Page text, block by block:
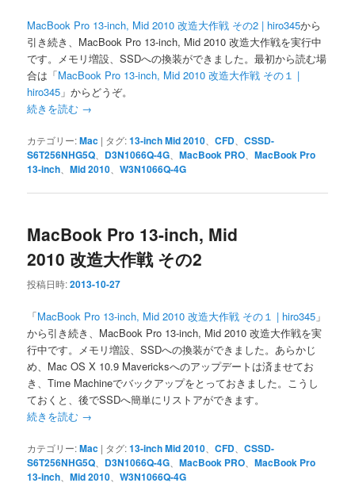
MacBook Pro 13-inch, Mid 2010 改造大作戦 その2 | hiro345から
引き続き、MacBook Pro 13-inch, Mid 2010 改造大作戦を実行中
です。メモリ増設、SSDへの換装ができました。最初から読む場
合は「MacBook Pro 13-inch, Mid 2010 改造大作戦 その１ |
hiro345 」からどうぞ。
続きを読む →
カテゴリー:Mac | タグ:13-inch Mid 2010 、CFD 、CSSD-
S6T256NHG5Q
D3N1066Q-4G 、MacBook PRO 、MacBook Pro
13-inch 、Mid 2010 、W3N1066Q-4G
MacBook Pro 13-inch, Mid
2010 改造大作戦 その2
投稿日時:2013-10-27
「MacBook Pro 13-inch, Mid 2010 改造大作戦 その１ | hiro345 」
から引き続き、MacBook Pro 13-inch, Mid 2010 改造大作戦を実
行中です。メモリ増設、SSDへの換装ができました。あらかじ
め、Mac OS X 10.9 Mavericksへのアップデートは済ませてお
き、Time Machineでバックアップをとっておきました。こうし
ておくと、後でSSDへ簡単にリストアができます。
続きを読む →
カテゴリー:Mac | タグ:13-inch Mid 2010 、CFD 、CSSD-
S6T256NHG5Q
D3N1066Q-4G 、MacBook PRO 、MacBook Pro
13-inch 、Mid 2010 、W3N1066Q-4G